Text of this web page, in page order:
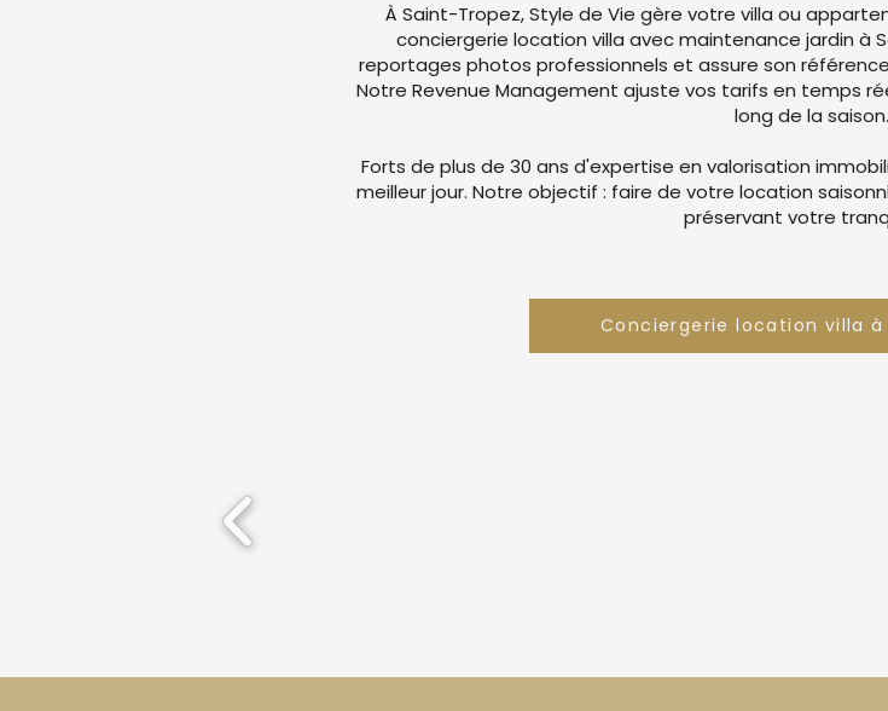
À Saint-Tropez, Style de Vie gère votre villa ou
conciergerie location villa avec maintenance jardin à
reportages photos professionnels et assure son
Notre Revenue Management ajuste vos tarifs en temps
long de la saison.
Forts de plus de 30 ans d'expertise en valorisation
meilleur jour. Notre objectif : faire de votre location
préservant votre
Conciergerie location villa à